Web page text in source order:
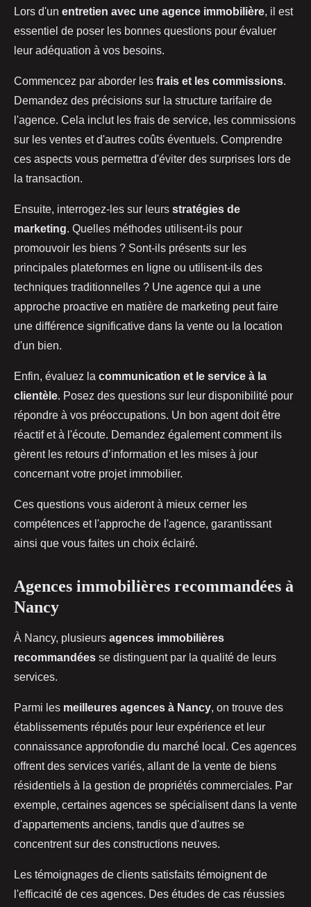
Lors d'un entretien avec une agence immobilière, il est
essentiel de poser les bonnes questions pour évaluer
leur adéquation à vos besoins.
Commencez par aborder les frais et les commissions.
Demandez des précisions sur la structure tarifaire de
l'agence. Cela inclut les frais de service, les commissions
sur les ventes et d'autres coûts éventuels. Comprendre
ces aspects vous permettra d'éviter des surprises lors de
la transaction.
Ensuite, interrogez-les sur leurs stratégies de
marketing. Quelles méthodes utilisent-ils pour
promouvoir les biens ? Sont-ils présents sur les
principales plateformes en ligne ou utilisent-ils des
techniques traditionnelles ? Une agence qui a une
approche proactive en matière de marketing peut faire
une différence significative dans la vente ou la location
d'un bien.
Enfin, évaluez la communication et le service à la
clientèle. Posez des questions sur leur disponibilité pour
répondre à vos préoccupations. Un bon agent doit être
réactif et à l'écoute. Demandez également comment ils
gèrent les retours d’information et les mises à jour
concernant votre projet immobilier.
Ces questions vous aideront à mieux cerner les
compétences et l'approche de l'agence, garantissant
ainsi que vous faites un choix éclairé.
Agences immobilières recommandées à
Nancy
À Nancy, plusieurs agences immobilières
recommandées se distinguent par la qualité de leurs
services.
Parmi les meilleures agences à Nancy, on trouve des
établissements réputés pour leur expérience et leur
connaissance approfondie du marché local. Ces agences
offrent des services variés, allant de la vente de biens
résidentiels à la gestion de propriétés commerciales. Par
exemple, certaines agences se spécialisent dans la vente
d'appartements anciens, tandis que d'autres se
concentrent sur des constructions neuves.
Les témoignages de clients satisfaits témoignent de
l'efficacité de ces agences. Des études de cas réussies